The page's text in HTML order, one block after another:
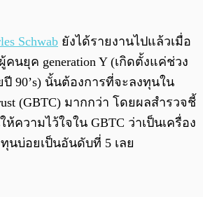
Schwab ยังได้รายงานไปแล้วเมื่อ
นยุค generation Y (เกิดตั้งแค่ช่วง
ปี 90’s) นั้นต้องการที่จะลงทุนใน
(GBTC) มากกว่า โดยผลสำรวจชี้
ความไว้ใจใน GBTC ว่าเป็นเครื่อง
นบ่อยเป็นอันดับที่ 5 เลย